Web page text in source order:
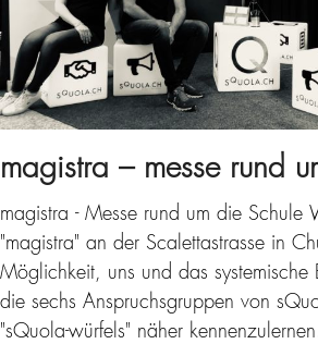
magistra – messe rund
magistra - Messe rund um die Schule
"magistra" an der Scalettastrasse in
Möglichkeit, uns und das systemische
die sechs Anspruchsgruppen von
"sQuola-würfels" näher